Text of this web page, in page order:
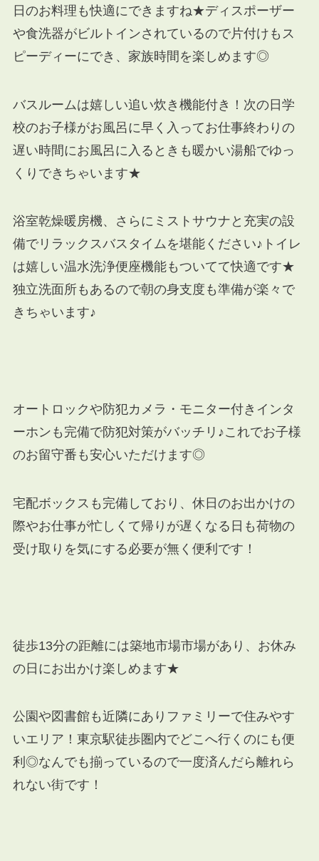
日のお料理も快適にできますね★ディスポーザー
や食洗器がビルトインされているので片付けもス
ピーディーにでき、家族時間を楽しめます◎
バスルームは嬉しい追い炊き機能付き！次の日学
校のお子様がお風呂に早く入ってお仕事終わりの
遅い時間にお風呂に入るときも暖かい湯船でゆっ
くりできちゃいます★
浴室乾燥暖房機、さらにミストサウナと充実の設
備でリラックスバスタイムを堪能ください♪トイレ
は嬉しい温水洗浄便座機能もついてて快適です★
独立洗面所もあるので朝の身支度も準備が楽々で
きちゃいます♪
オートロックや防犯カメラ・モニター付きインタ
ーホンも完備で防犯対策がバッチリ♪これでお子様
のお留守番も安心いただけます◎
宅配ボックスも完備しており、休日のお出かけの
際やお仕事が忙しくて帰りが遅くなる日も荷物の
受け取りを気にする必要が無く便利です！
徒歩13分の距離には築地市場市場があり、お休み
の日にお出かけ楽しめます★
公園や図書館も近隣にありファミリーで住みやす
いエリア！東京駅徒歩圏内でどこへ行くのにも便
利◎なんでも揃っているので一度済んだら離れら
れない街です！